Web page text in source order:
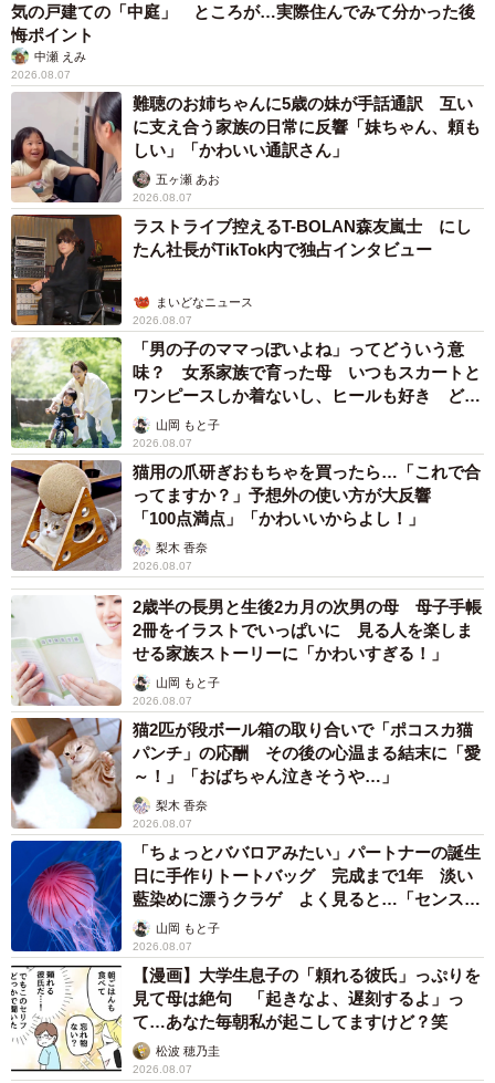
気の戸建ての「中庭」 ところが…実際住んでみて分かった後
悔ポイント
中瀬 えみ
2026.08.07
難聴のお姉ちゃんに5歳の妹が手話通訳 互い
に支え合う家族の日常に反響「妹ちゃん、頼も
しい」「かわいい通訳さん」
五ヶ瀬 あお
2026.08.07
ラストライブ控えるT-BOLAN森友嵐士 にし
たん社長がTikTok内で独占インタビュー
まいどなニュース
2026.08.07
「男の子のママっぽいよね」ってどういう意
味？ 女系家族で育った母 いつもスカートと
ワンピースしか着ないし、ヒールも好き どの
へんが…
山岡 もと子
2026.08.07
猫用の爪研ぎおもちゃを買ったら…「これで合
ってますか？」予想外の使い方が大反響
「100点満点」「かわいいからよし！」
梨木 香奈
2026.08.07
2歳半の長男と生後2カ月の次男の母 母子手帳
2冊をイラストでいっぱいに 見る人を楽しま
せる家族ストーリーに「かわいすぎる！」
山岡 もと子
2026.08.07
猫2匹が段ボール箱の取り合いで「ポコスカ猫
パンチ」の応酬 その後の心温まる結末に「愛
～！」「おばちゃん泣きそうや…」
梨木 香奈
2026.08.07
「ちょっとババロアみたい」パートナーの誕生
日に手作りトートバッグ 完成まで1年 淡い
藍染めに漂うクラゲ よく見ると…「センスす
ごい」山岡 もと子
2026.08.07
【漫画】大学生息子の「頼れる彼氏」っぷりを
見て母は絶句 「起きなよ、遅刻するよ」っ
て…あなた毎朝私が起こしてますけど？笑
松波 穂乃圭
2026.08.07